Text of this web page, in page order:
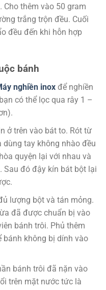
thêm vào 50 gram
trắng trộn đều. Cuối
đều đến khi hỗn hợp
bánh
nghiền inoxđể nghiền
có thể lọc qua rây 1 –
ở trên vào bát to. Rót từ
tay không nhào đều
quyện lại với nhau và
Sau đó đậy kín bát bột lại
lượng bột và tán mỏng.
đã được chuẩn bị vào
bánh trôi. Phủ thêm
bánh không bị dính vào
bánh trôi đã nặn vào
trên mặt nước tức là